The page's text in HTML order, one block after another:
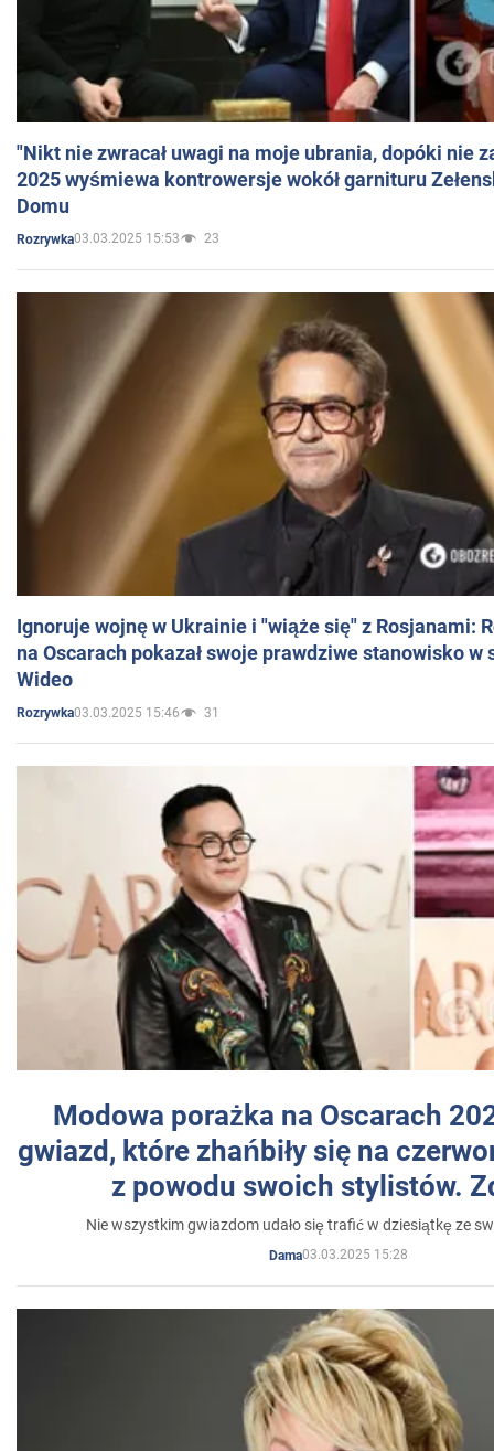
"Nikt nie zwracał uwagi na moje ubrania, dopóki nie
2025 wyśmiewa kontrowersje wokół garnituru
Domu
Rozrywka03.03.2025 15:53 23
Ignoruje wojnę w Ukrainie i "wiąże się" z Rosjanami:
na Oscarach pokazał swoje prawdziwe stanowisko w
Wideo
Rozrywka03.03.2025 15:46 31
Modowa porażka na Oscarach
gwiazd, które zhańbiły się na
z powodu swoich stylistów.
Nie wszystkim gwiazdom udało się trafić w dziesiątkę ze
Dama03.03.2025 15:28